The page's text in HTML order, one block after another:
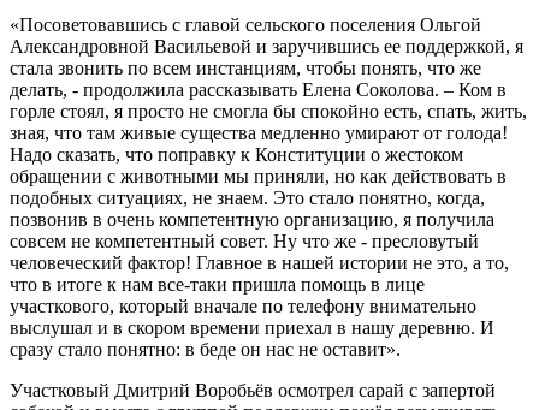
«Посоветовавшись с главой сельского поселения Ольгой
Александровной Васильевой и заручившись ее поддержкой, я
стала звонить по всем инстанциям, чтобы понять, что же
делать, - продолжила рассказывать Елена Соколова. – Ком в
горле стоял, я просто не смогла бы спокойно есть, спать, жить,
зная, что там живые существа медленно умирают от голода!
Надо сказать, что поправку к Конституции о жестоком
обращении с животными мы приняли, но как действовать в
подобных ситуациях, не знаем. Это стало понятно, когда,
позвонив в очень компетентную организацию, я получила
совсем не компетентный совет. Ну что же - пресловутый
человеческий фактор! Главное в нашей истории не это, а то,
что в итоге к нам все-таки пришла помощь в лице
участкового, который вначале по телефону внимательно
выслушал и в скором времени приехал в нашу деревню. И
сразу стало понятно: в беде он нас не оставит».
Участковый Дмитрий Воробьёв осмотрел сарай с запертой